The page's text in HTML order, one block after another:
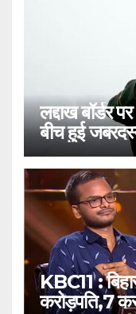
लद्दाख बॉर्डर
बीच हुई
KBC11 :
करोड़पति,7